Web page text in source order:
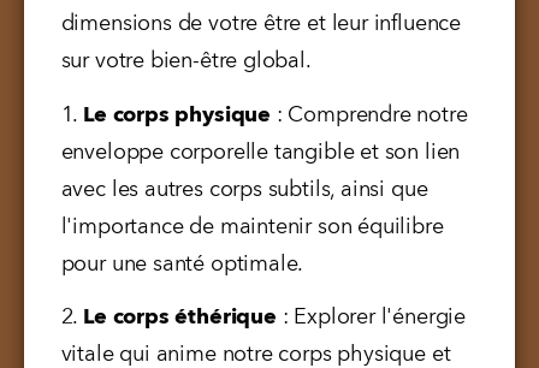
dimensions de votre être et leur influence
sur votre bien-être global.
1. Le corps physique : Comprendre notre
enveloppe corporelle tangible et son lien
avec les autres corps subtils, ainsi que
l'importance de maintenir son équilibre
pour une santé optimale.
2. Le corps éthérique : Explorer l'énergie
vitale qui anime notre corps physique et